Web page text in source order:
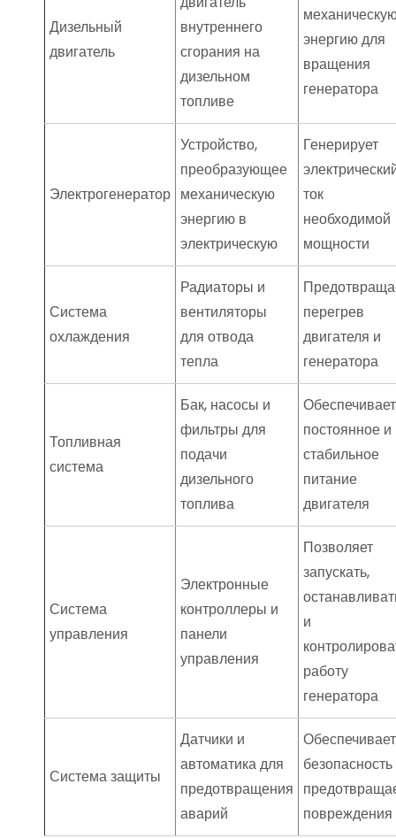
Дизельный
двигатель
внутреннего
сгорания на
дизельном
топливе
энергию для
вращения
генератора
Электрогенератор
Устройство,
преобразующее
механическую
энергию в
электрическую
Генерирует
ток
необходимой
мощности
Система
охлаждения
Радиаторы и
вентиляторы
для отвода
тепла
перегрев
двигателя и
генератора
Топливная
система
Бак, насосы и
фильтры для
подачи
дизельного
топлива
Обеспечивает
постоянное и
стабильное
питание
двигателя
Система
управления
Электронные
контроллеры и
панели
управления
Позволяет
запускать,
и
работу
генератора
Система защиты
Датчики и
автоматика для
предотвращения
аварий
Обеспечивает
повреждения